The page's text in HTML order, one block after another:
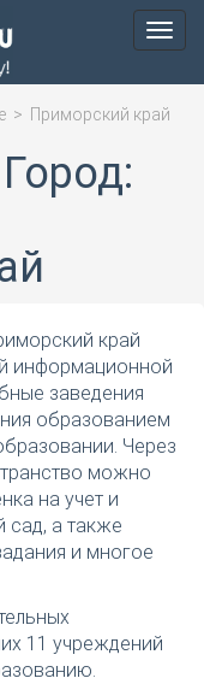
Меню
> Приморский край
край
информационной
заведения
образованием
Через
можно
на учет и
сад, а также
и многое
11 учреждений